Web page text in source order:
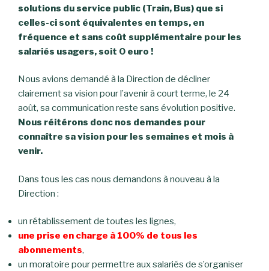
solutions du service public (Train, Bus) que si
celles-ci sont équivalentes en temps, en
fréquence et sans coût supplémentaire pour les
salariés usagers, soit 0 euro !
Nous avions demandé à la Direction de décliner
clairement sa vision pour l’avenir à court terme, le 24
août, sa communication reste sans évolution positive.
Nous réitérons donc nos demandes pour
connaître sa vision pour les semaines et mois à
venir.
Dans tous les cas nous demandons à nouveau à la
Direction :
un rétablissement de toutes les lignes,
une prise en charge à 100% de tous les
abonnements,
un moratoire pour permettre aux salariés de s’organiser